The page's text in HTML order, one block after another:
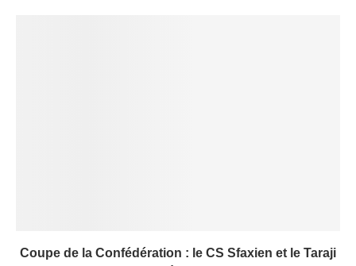
Coupe de la Confédération : le CS Sfaxien et le Taraji